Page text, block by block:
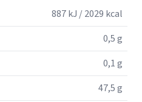
887 kJ / 2029 kcal
0,5 g
0,1 g
47,5 g